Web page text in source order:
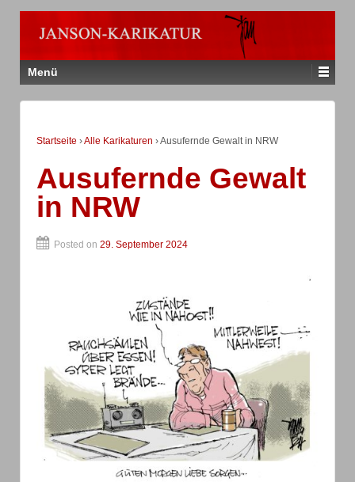
Menü
Startseite ›Alle Karikaturen ›Ausufernde Gewalt in NRW
Ausufernde Gewalt
in NRW
Posted on 29. September 2024